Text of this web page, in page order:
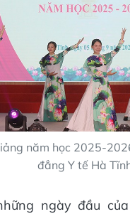
năm học 2025-
đẳng Y tế Hà
ngày đầu